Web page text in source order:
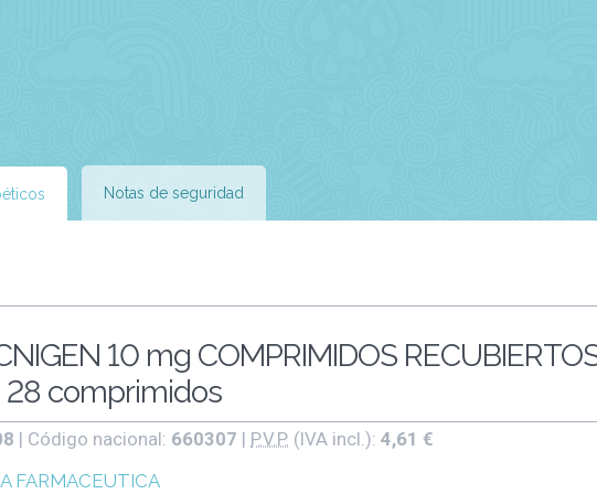
Notas de seguridad
10 mg COMPRIMIDOS
28 comprimidos
| Código nacional: 660307 | P.V.P. (IVA incl.): 4,61 €
FARMACEUTICA